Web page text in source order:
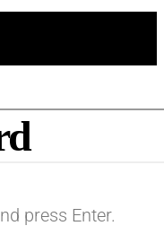
press Enter.